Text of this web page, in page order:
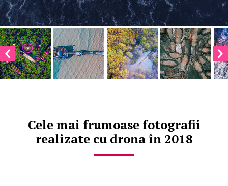
Cele mai frumoase fotografii
realizate cu drona în 2018